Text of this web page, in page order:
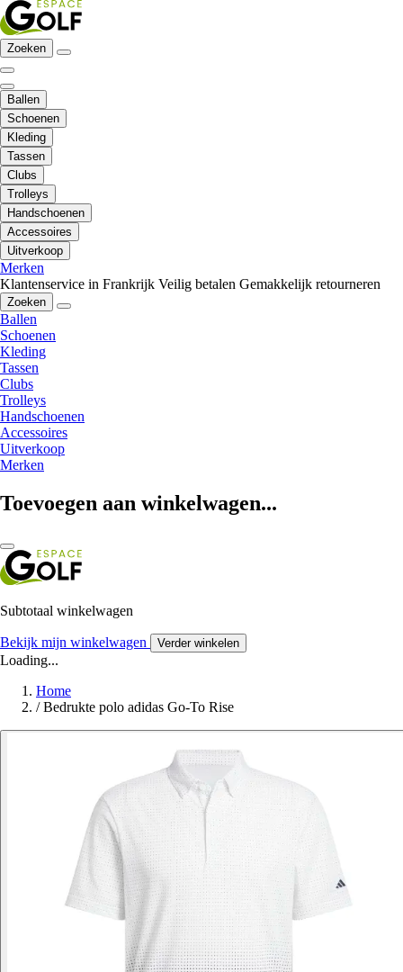
Zoeken
Ballen
Schoenen
Kleding
Tassen
Clubs
Trolleys
Handschoenen
Accessoires
Uitverkoop
Merken
Klantenservice in Frankrijk Veilig betalen Gemakkelijk retourneren
Zoeken
Ballen
Schoenen
Kleding
Tassen
Clubs
Trolleys
Handschoenen
Accessoires
Uitverkoop
Merken
Toevoegen aan winkelwagen...
Subtotaal winkelwagen
Bekijk mijn winkelwagen Verder winkelen
Loading...
Home
/ Bedrukte polo adidas Go-To Rise